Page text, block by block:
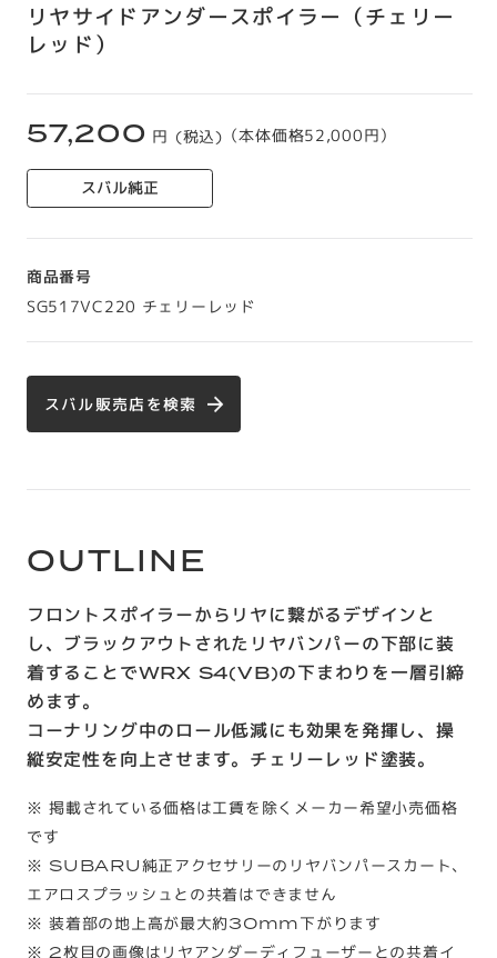
リヤサイドアンダースポイラー（チェリー
レッド）
57,200 円 (税込) （本体価格52,000円）
スバル純正
商品番号
SG517VC220 チェリーレッド
スバル販売店を検索
OUTLINE
フロントスポイラーからリヤに繋がるデザインと
し、ブラックアウトされたリヤバンパーの下部に装
着することでWRX S4(VB)の下まわりを一層引締
めます。
コーナリング中のロール低減にも効果を発揮し、操
縦安定性を向上させます。チェリーレッド塗装。
※ 掲載されている価格は工賃を除くメーカー希望小売価格
です
※ SUBARU純正アクセサリーのリヤバンパースカート、
エアロスプラッシュとの共着はできません
※ 装着部の地上高が最大約30mm下がります
※ 2枚目の画像はリヤアンダーディフューザーとの共着イ